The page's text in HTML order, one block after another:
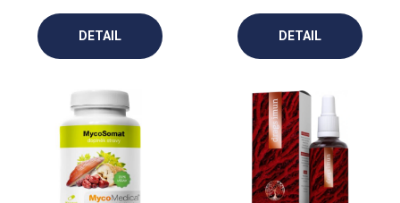
DETAIL DETAIL